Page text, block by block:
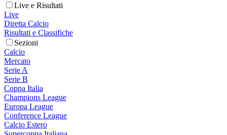
Live e Risultati
Live
Diretta Calcio
Risultati e Classifiche
Sezioni
Calcio
Mercato
Serie A
Serie B
Coppa Italia
Champions League
Europa League
Conference League
Calcio Estero